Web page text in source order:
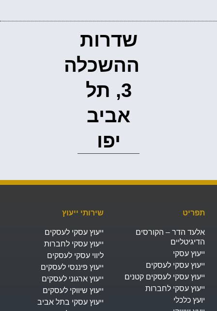
שדרות
ההשכלה
3, תל
אביב
יפו‭
תפריט
אלעד הדר – הקורסים
הדיגיטליים
ייעוץ עסקי
ייעוץ עסקי לעסקים
ייעוץ עסקי לעסקים קטנים
ייעוץ עסקי לחברות
יועץ כלכלי
שירותי ייעוץ
ייעוץ עסקי לעסקים
ייעוץ עסקי לחברות
ליווי עסקי לעסקים
ייעוץ פיננסי לעסקים
ייעוץ ארגוני לעסקים
ייעוץ שיווקי לעסקים
ייעוץ עסקי בתל אביב